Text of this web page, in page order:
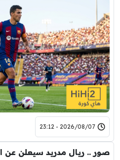
2026/08/07 - 23:12
صور .. ريال مدريد سيعلن عن